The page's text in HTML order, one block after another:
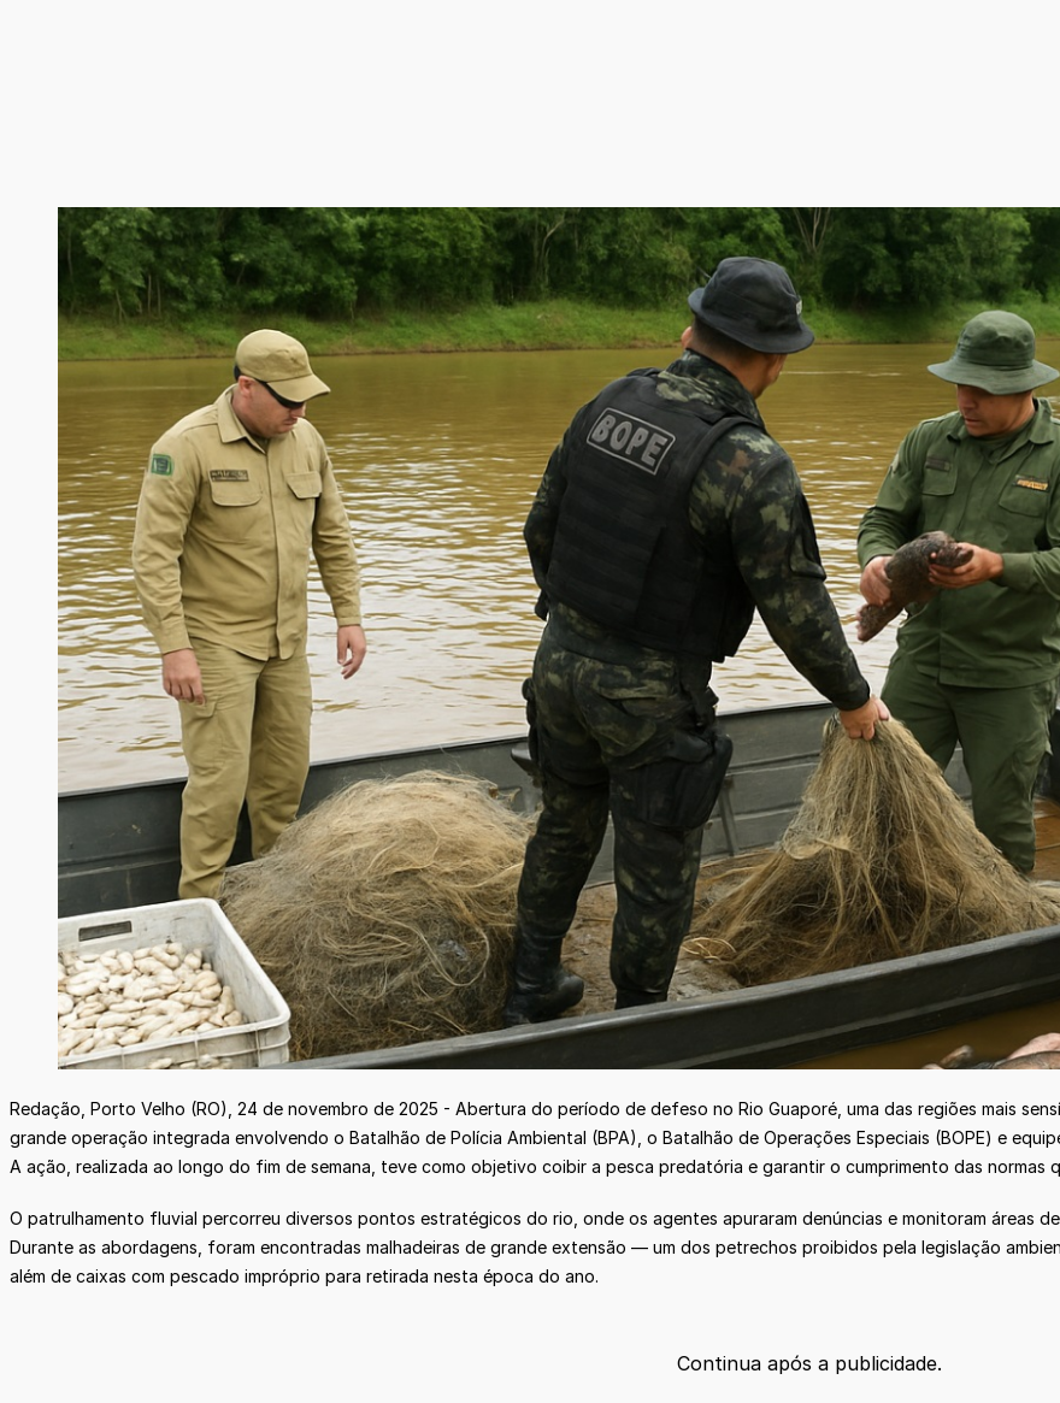
Redação, Porto Velho (RO), 24 de novembro de 2025 - Abertura do período de defeso no Rio Guaporé, uma das regiões mais
grande operação integrada envolvendo o Batalhão de Polícia Ambiental (BPA), o Batalhão de Operações Especiais (BOPE) e
A ação, realizada ao longo do fim de semana, teve como objetivo coibir a pesca predatória e garantir o cumprimento das
O patrulhamento fluvial percorreu diversos pontos estratégicos do rio, onde os agentes apuraram denúncias e monitoram áreas
Durante as abordagens, foram encontradas malhadeiras de grande extensão — um dos petrechos proibidos pela legislação
além de caixas com pescado impróprio para retirada nesta época do ano.
Continua após a publicidade.